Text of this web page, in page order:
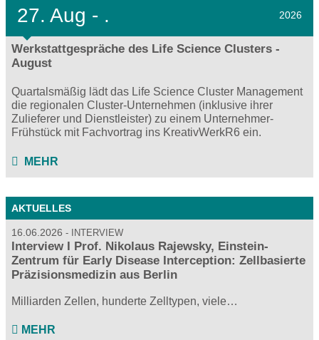
27. Aug - . 2026
Werkstattgespräche des Life Science Clusters -
August
Quartalsmäßig lädt das Life Science Cluster Management
die regionalen Cluster-Unternehmen (inklusive ihrer
Zulieferer und Dienstleister) zu einem Unternehmer-
Frühstück mit Fachvortrag ins KreativWerkR6 ein.
MEHR
AKTUELLES
16.06.2026 INTERVIEW
Interview I Prof. Nikolaus Rajewsky, Einstein-
Zentrum für Early Disease Interception: Zellbasierte
Präzisionsmedizin aus Berlin
Milliarden Zellen, hunderte Zelltypen, viele…
MEHR